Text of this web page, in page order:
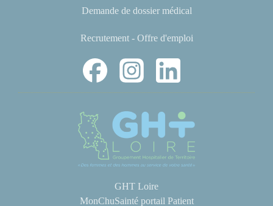
Demande de dossier médical
Recrutement - Offre d'emploi
GHT Loire
MonChuSainté portail Patient